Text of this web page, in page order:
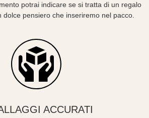
potrai indicare se si tratta di un regalo
dolce pensiero che inseriremo nel pacco.
ACCURATI